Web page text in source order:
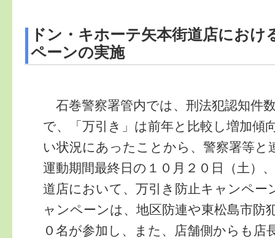
ドン・キホーテ矢本街道店におけ
ペーンの実施
石巻警察署管内では、刑法犯認知件
で、「万引き」は前年と比較し増加傾
い状況にあったことから、警察署等と
運動期間最終日の１０月２０日（土）
道店において、万引き防止キャンペー
ャンペーンは、地区防連や東松島市防
０名が参加し、また、店舗側からも店